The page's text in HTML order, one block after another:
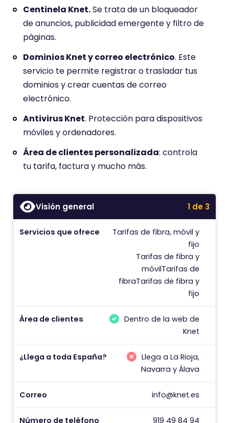
Centinela Knet.Se trata de un bloqueador
de anuncios, publicidad emergente y filtro de
páginas.
Dominios Knet y correo electrónico. Este
servicio te permite registrar o trasladar tus
dominios y crear cuentas de correo
electrónico.
Antivirus Knet. Protección para dispositivos
móviles y ordenadores.
Área de clientes personalizada: controla
tu tarifa, factura y mucho más.
Visión general 1 de 3
Servicios que ofrece
Tarifas de fibra, móvil y
fijo
Tarifas de fibra y
móvilTarifas de
fibraTarifas de fibra y
fijo
Área de clientes
Dentro de la web de
Knet
¿Llega a toda España?
Llega a La Rioja,
Navarra y Álava
Correo info@knet.es
Número de teléfono 919 49 84 94